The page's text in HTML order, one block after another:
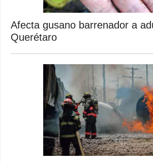
Afecta gusano barrenador a
Querétaro